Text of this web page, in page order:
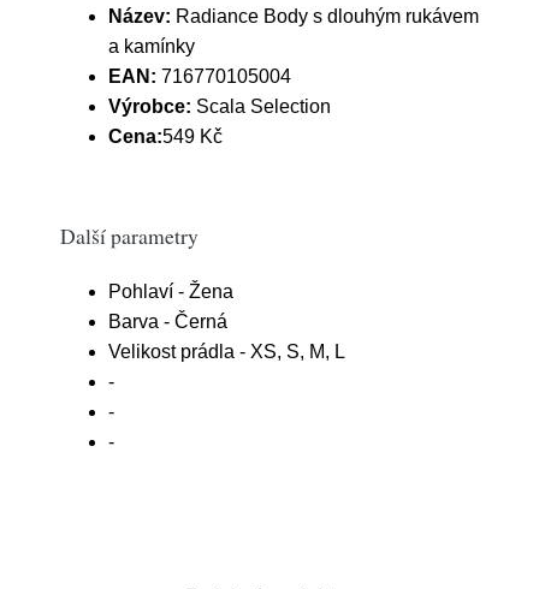
Název: Radiance Body s dlouhým rukávem
a kamínky
EAN: 716770105004
Výrobce: Scala Selection
Cena:549 Kč
Další parametry
Pohlaví - Žena
Barva - Černá
Velikost prádla - XS, S, M, L
-
-
-